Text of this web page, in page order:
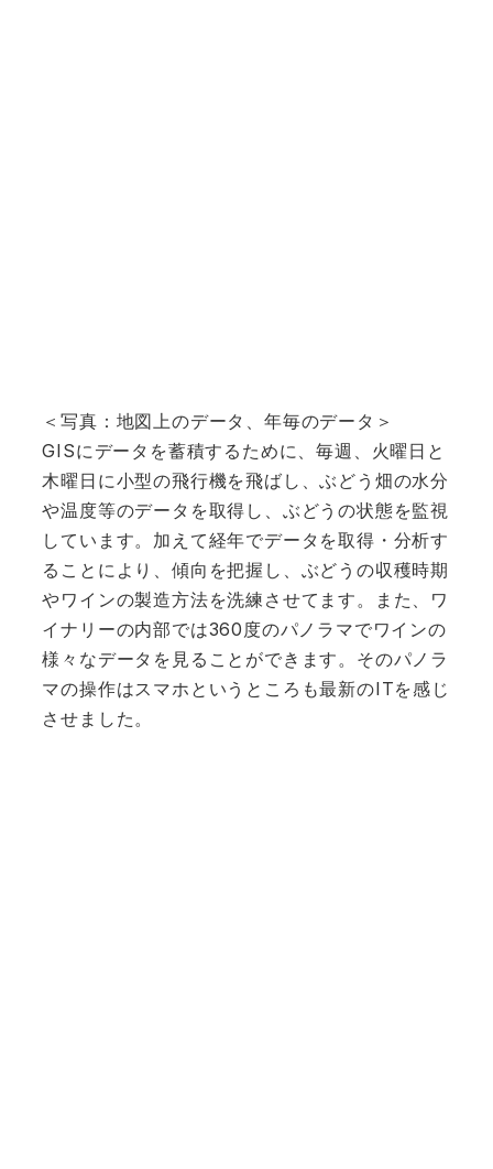
＜写真：地図上のデータ、年毎のデータ＞
GISにデータを蓄積するために、毎週、火曜日と
木曜日に小型の飛行機を飛ばし、ぶどう畑の水分
や温度等のデータを取得し、ぶどうの状態を監視
しています。加えて経年でデータを取得・分析す
ることにより、傾向を把握し、ぶどうの収穫時期
やワインの製造方法を洗練させてます。また、ワ
イナリーの内部では360度のパノラマでワインの
様々なデータを見ることができます。そのパノラ
マの操作はスマホというところも最新のITを感じ
させました。